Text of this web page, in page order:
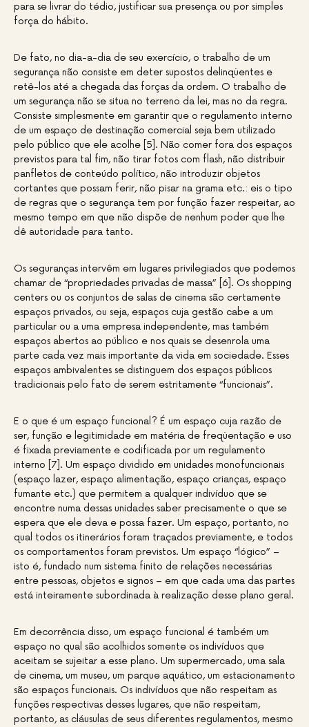
para se livrar do tédio, justificar sua presença ou por simples
força do hábito.
De fato, no dia-a-dia de seu exercício, o trabalho de um
segurança não consiste em deter supostos delinqüentes e
retê-los até a chegada das forças da ordem. O trabalho de
um segurança não se situa no terreno da lei, mas no da regra.
Consiste simplesmente em garantir que o regulamento interno
de um espaço de destinação comercial seja bem utilizado
pelo público que ele acolhe [5]. Não comer fora dos espaços
previstos para tal fim, não tirar fotos com flash, não distribuir
panfletos de conteúdo político, não introduzir objetos
cortantes que possam ferir, não pisar na grama etc.: eis o tipo
de regras que o segurança tem por função fazer respeitar, ao
mesmo tempo em que não dispõe de nenhum poder que lhe
dê autoridade para tanto.
Os seguranças intervêm em lugares privilegiados que podemos
chamar de “propriedades privadas de massa” [6]. Os shopping
centers ou os conjuntos de salas de cinema são certamente
espaços privados, ou seja, espaços cuja gestão cabe a um
particular ou a uma empresa independente, mas também
espaços abertos ao público e nos quais se desenrola uma
parte cada vez mais importante da vida em sociedade. Esses
espaços ambivalentes se distinguem dos espaços públicos
tradicionais pelo fato de serem estritamente “funcionais”.
E o que é um espaço funcional? É um espaço cuja razão de
ser, função e legitimidade em matéria de freqüentação e uso
é fixada previamente e codificada por um regulamento
interno [7]. Um espaço dividido em unidades monofuncionais
(espaço lazer, espaço alimentação, espaço crianças, espaço
fumante etc.) que permitem a qualquer indivíduo que se
encontre numa dessas unidades saber precisamente o que se
espera que ele deva e possa fazer. Um espaço, portanto, no
qual todos os itinerários foram traçados previamente, e todos
os comportamentos foram previstos. Um espaço “lógico” –
isto é, fundado num sistema finito de relações necessárias
entre pessoas, objetos e signos – em que cada uma das partes
está inteiramente subordinada à realização desse plano geral.
Em decorrência disso, um espaço funcional é também um
espaço no qual são acolhidos somente os indivíduos que
aceitam se sujeitar a esse plano. Um supermercado, uma sala
de cinema, um museu, um parque aquático, um estacionamento
são espaços funcionais. Os indivíduos que não respeitam as
funções respectivas desses lugares, que não respeitam,
portanto, as cláusulas de seus diferentes regulamentos, mesmo